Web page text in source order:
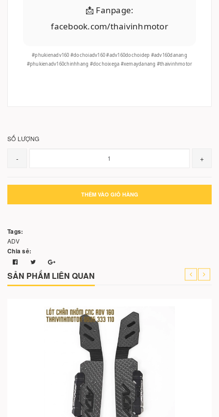
📩 Fanpage:
facebook.com/thaivinhmotor
#phukienadv160 #dochoiadv160 #adv160dochoidep #adv160danang
#phukienadv160chinhhang #dochoixega #xemaydanang #thaivinhmotor
SỐ LƯỢNG
- +
THÊM VÀO GIỎ HÀNG
Tags:
ADV
Chia sẻ:
SẢN PHẨM LIÊN QUAN
Hết hàng